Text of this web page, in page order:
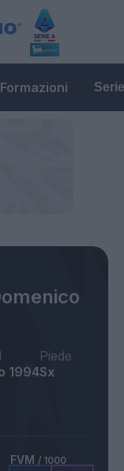
1994
Piede
Sx
FVM / 1000